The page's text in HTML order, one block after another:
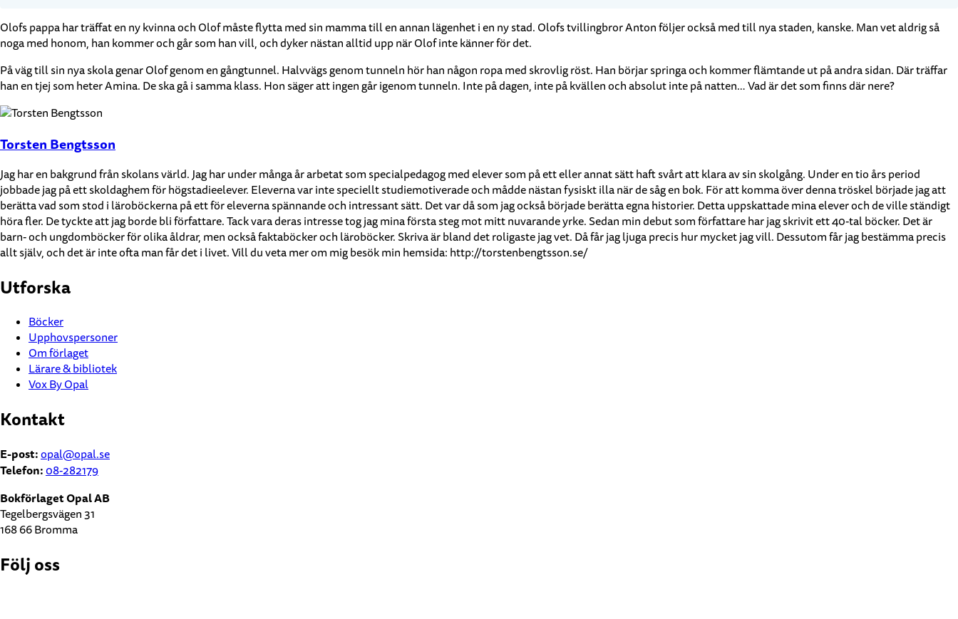
Olofs pappa har träffat en ny kvinna och Olof måste flytta med sin mamma till en annan lägenhet i en ny stad. Olofs tvillingbror Anton följer också med till nya staden, kanske. Man vet aldrig så
noga med honom, han kommer och går som han vill, och dyker nästan alltid upp när Olof inte känner för det.
På väg till sin nya skola genar Olof genom en gångtunnel. Halvvägs genom tunneln hör han någon ropa med skrovlig röst. Han börjar springa och kommer flämtande ut på andra sidan. Där träffar
han en tjej som heter Amina. De ska gå i samma klass. Hon säger att ingen går igenom tunneln. Inte på dagen, inte på kvällen och absolut inte på natten… Vad är det som finns där nere?
Torsten Bengtsson
Jag har en bakgrund från skolans värld. Jag har under många år arbetat som specialpedagog med elever som på ett eller annat sätt haft svårt att klara av sin skolgång. Under en tio års period
jobbade jag på ett skoldaghem för högstadieelever. Eleverna var inte speciellt studiemotiverade och mådde nästan fysiskt illa när de såg en bok. För att komma över denna tröskel började jag att
berätta vad som stod i läroböckerna på ett för eleverna spännande och intressant sätt. Det var då som jag också började berätta egna historier. Detta uppskattade mina elever och de ville ständigt
höra fler. De tyckte att jag borde bli författare. Tack vara deras intresse tog jag mina första steg mot mitt nuvarande yrke. Sedan min debut som författare har jag skrivit ett 40-tal böcker. Det är
barn- och ungdomböcker för olika åldrar, men också faktaböcker och läroböcker. Skriva är bland det roligaste jag vet. Då får jag ljuga precis hur mycket jag vill. Dessutom får jag bestämma precis
allt själv, och det är inte ofta man får det i livet. Vill du veta mer om mig besök min hemsida: http://torstenbengtsson.se/
Utforska
Böcker
Upphovspersoner
Om förlaget
Lärare & bibliotek
Vox By Opal
Kontakt
E-post:opal@opal.se
Telefon:08-282179
Bokförlaget Opal AB
Tegelbergsvägen 31
168 66 Bromma
Följ oss